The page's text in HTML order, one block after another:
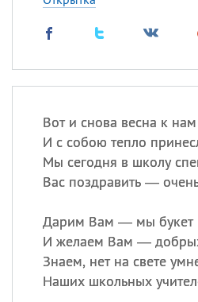
Вот и снова весна к
И с собою тепло
Мы сегодня в школу
Вас поздравить —
Дарим Вам — мы букет
И желаем Вам —
Знаем, нет на свете
Наших школьных